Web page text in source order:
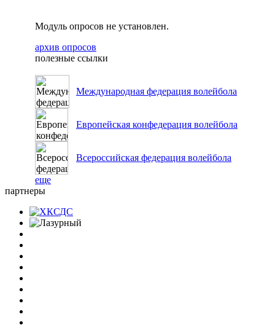
Модуль опросов не установлен.
архив опросов
полезные ссылки
Международная федерация волейбола
Европейская конфедерация волейбола
Всероссийская федерация волейбола
еще
партнеры